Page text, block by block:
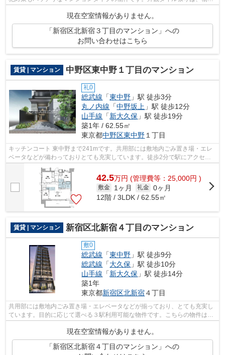
現在空室情報がありません。
「新宿区北新宿３丁目のマンション」への
お問い合わせはこちら
賃貸 | マンション 中野区東中野１丁目のマンション
礼0
総武線 「東中野 」駅 徒歩3分
丸ノ内線 「中野坂上 」駅 徒歩12分
山手線 「新大久保 」駅 徒歩19分
築1年 / 62.55㎡
東京都中野区東中野 １丁目
キッチンコート 東中野まで241mです。共用部には敷地内ごみ置き場・エレ
ベータなどが備わっておりとても充実しています。徒歩2分で駅にアクセス
できる物件です。夏場は特に涼しい通風...
42.5万円 (管理費等：25,000円 )
敷金 1ヶ月 礼金 0ヶ月
12階 / 3LDK / 62.55㎡
賃貸 | マンション 新宿区北新宿４丁目のマンション
敷0
総武線 「東中野 」駅 徒歩9分
総武線 「大久保 」駅 徒歩10分
山手線 「新大久保 」駅 徒歩14分
築1年
東京都新宿区北新宿４丁目
共用部には敷地内ごみ置き場・エレベータなどが揃っており、とても充実し
ています。目的に応じて選べる３駅利用可能な物件です。こちらの物件はマ
ンションです。11階建てで快適な物件...
現在空室情報がありません。
「新宿区北新宿４丁目のマンション」への